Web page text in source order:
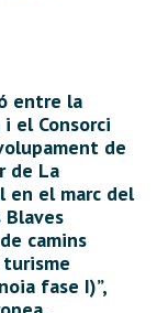
entre la
el Consorci
de
de La
en el marc del
Blaves
camins
fase I)”,